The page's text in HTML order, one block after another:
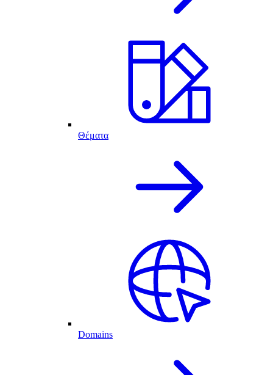
Θέματα
Domains